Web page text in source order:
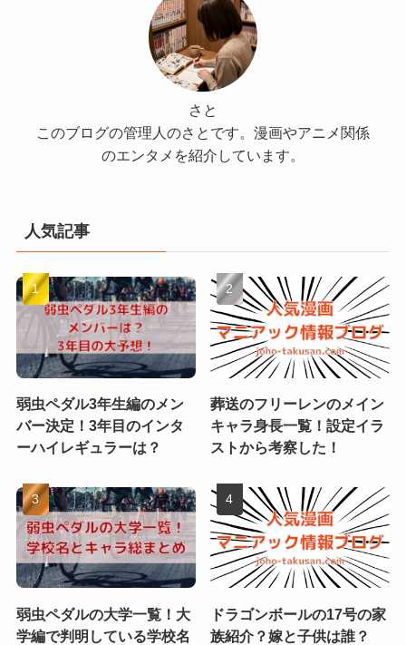
さと
このブログの管理人のさとです。漫画やアニメ関係
のエンタメを紹介しています。
人気記事
弱虫ペダル3年生編のメン
バー決定！3年目のインタ
ーハイレギュラーは？
葬送のフリーレンのメイン
キャラ身長一覧！設定イラ
ストから考察した！
弱虫ペダルの大学一覧！大
学編で判明している学校名
ドラゴンボールの17号の家
族紹介？嫁と子供は誰？